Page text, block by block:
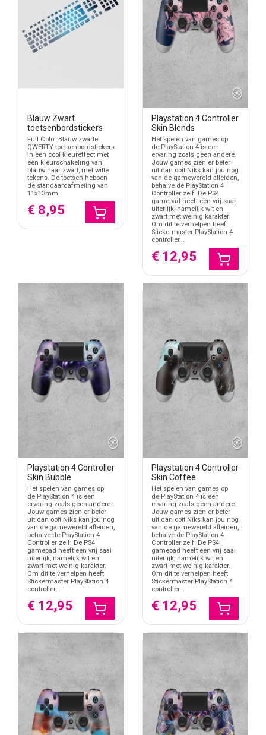
Blauw Zwart
toetsenbordstickers
Full Color Blauw zwarte
QWERTY toetsenbordstickers
in een cool kleureffect met
een kleurschakeling van
blauw naar zwart, met witte
tekens. De toetsen hebben
de standaardafmeting van
11x13mm.
€ 8,95
Playstation 4 Controller
Skin Blends
Het spelen van games op
de PlayStation 4 is een
ervaring zoals geen andere.
Jouw games zien er beter
uit dan ooit Niks kan jou nog
van de gamewereld afleiden,
behalve de PlayStation 4
Controller zelf. De PS4
gamepad heeft een vrij saai
uiterlijk, namelijk wit en
zwart met weinig karakter.
Om dit te verhelpen heeft
Stickermaster PlayStation 4
controller...
€ 12,95
Playstation 4 Controller
Skin Bubble
Het spelen van games op
de PlayStation 4 is een
ervaring zoals geen andere.
Jouw games zien er beter
uit dan ooit Niks kan jou nog
van de gamewereld afleiden,
behalve de PlayStation 4
Controller zelf. De PS4
gamepad heeft een vrij saai
uiterlijk, namelijk wit en
zwart met weinig karakter.
Om dit te verhelpen heeft
Stickermaster PlayStation 4
controller...
€ 12,95
Playstation 4 Controller
Skin Coffee
Het spelen van games op
de PlayStation 4 is een
ervaring zoals geen andere.
Jouw games zien er beter
uit dan ooit Niks kan jou nog
van de gamewereld afleiden,
behalve de PlayStation 4
Controller zelf. De PS4
gamepad heeft een vrij saai
uiterlijk, namelijk wit en
zwart met weinig karakter.
Om dit te verhelpen heeft
Stickermaster PlayStation 4
controller...
€ 12,95